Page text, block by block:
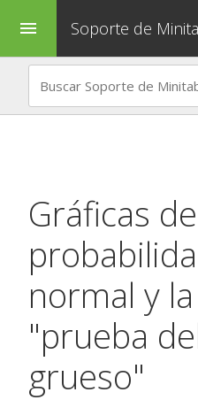
menu Soporte de
Gráficas de
normal y la
"prueba
grueso"